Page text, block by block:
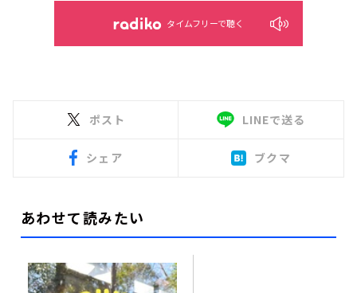
タイムフリーで聴く
ポスト LINEで送る
シェア ブクマ
あわせて読みたい